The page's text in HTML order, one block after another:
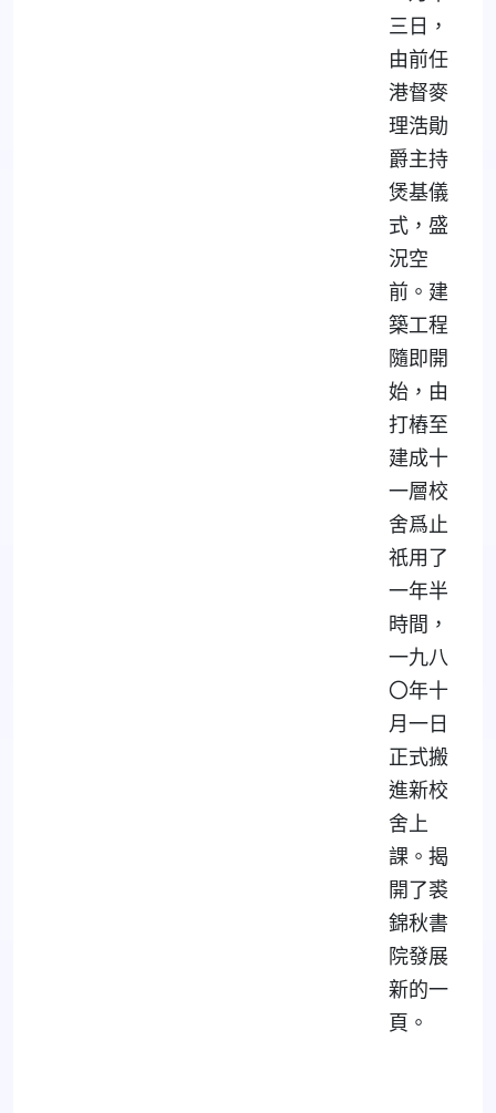
三日，
由前任
港督麥
理浩勛
爵主持
煲基儀
式，盛
況空
前。建
築工程
隨即開
始，由
打樁至
建成十
一層校
舍爲止
祇用了
一年半
時間，
一九八
〇年十
月一日
正式搬
進新校
舍上
課。揭
開了裘
錦秋書
院發展
新的一
頁。